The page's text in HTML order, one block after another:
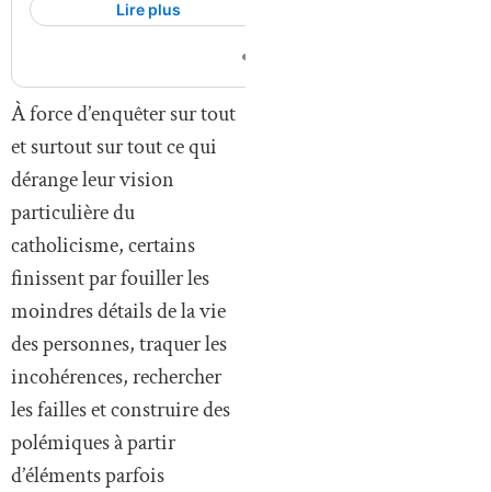
À force d’enquêter sur tout
et surtout sur tout ce qui
dérange leur vision
particulière du
catholicisme, certains
finissent par fouiller les
moindres détails de la vie
des personnes, traquer les
incohérences, rechercher
les failles et construire des
polémiques à partir
d’éléments parfois